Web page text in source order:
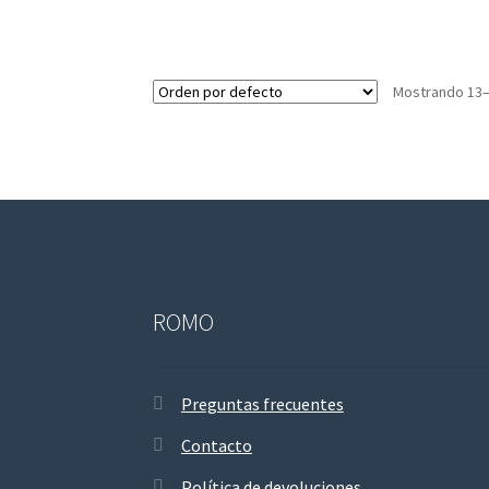
Mostrando
ROMO
Preguntas frecuentes
Contacto